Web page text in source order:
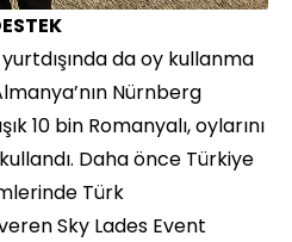
da oy kullanma
Nürnberg
10 bin Romanyalı, oylarını
Daha önce Türkiye
Türk
Sky Lades Event